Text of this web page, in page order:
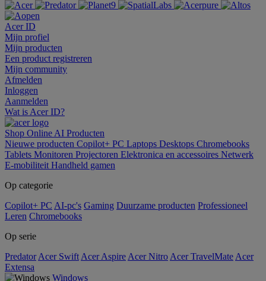
Acer ID
Mijn profiel
Mijn producten
Een product registreren
Mijn community
Afmelden
Inloggen
Aanmelden
Wat is Acer ID?
Shop Online AI Producten
Nieuwe producten Copilot+ PC Laptops Desktops Chromebooks
Tablets Monitoren Projectoren Elektronica en accessoires Netwerk
E-mobiliteit Handheld gamen
Op categorie
Copilot+ PC AI-pc's Gaming Duurzame producten Professioneel
Leren Chromebooks
Op serie
Predator Acer Swift Acer Aspire Acer Nitro Acer TravelMate Acer
Extensa
Windows